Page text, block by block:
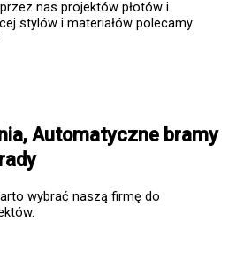
nas projektów płotów i
stylów i materiałów polecamy
Automatyczne bramy
wybrać naszą firmę do